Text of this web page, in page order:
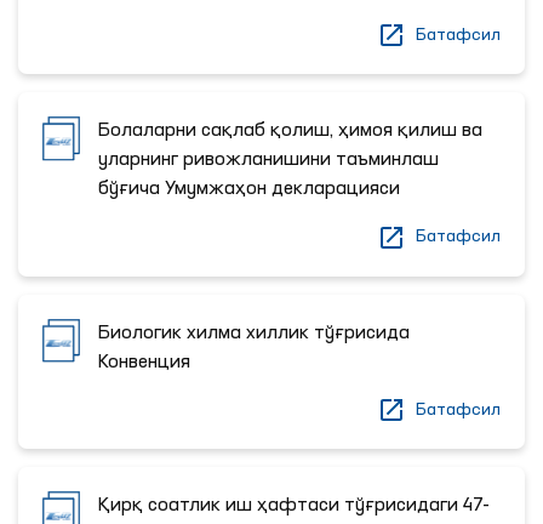
Батафсил
Болаларни сақлаб қолиш, ҳимоя қилиш ва
уларнинг ривожланишини таъминлаш
бўғича Умумжаҳон декларацияси
Батафсил
Биологик хилма хиллик тўғрисида
Конвенция
Батафсил
Қирқ соатлик иш ҳафтаси тўғрисидаги 47-